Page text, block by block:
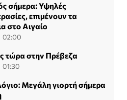
σήμερα: Υψηλές
επιμένουν τα
στο Αιγαίο
02:00
τώρα στην Πρέβεζα
01:30
Μεγάλη γιορτή σήμερα